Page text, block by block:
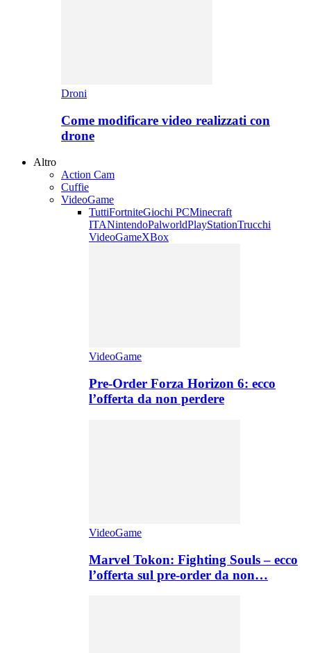
Droni
Come modificare video realizzati con
drone
Altro
Action Cam
Cuffie
VideoGame
TuttiFortniteGiochi PCMinecraft
ITANintendoPalworldPlayStationTrucchi
VideoGameXBox
VideoGame
Pre-Order Forza Horizon 6: ecco
l’offerta da non perdere
VideoGame
Marvel Tokon: Fighting Souls – ecco
l’offerta sul pre-order da non…